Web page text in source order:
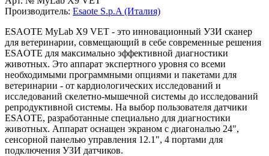
Производитель: Esaote S.p.A (Италия)
ESAOTE MyLab X9 VET - это инновационный УЗИ сканер
для ветеринарии, совмещающий в себе современные решения
ESAOTE для максимально эффективной диагностики
животных. Это аппарат экспертного уровня со всеми
необходимыми программными опциями и пакетами для
ветеринарии - от кардиологических исследований и
исследований скелетно-мышечной системы до исследований
репродуктивной системы. На выбор пользователя датчики
ESAOTE, разработанные специально для диагностики
животных. Аппарат оснащен экраном с диагональю 24",
сенсорной панелью управления 12.1", 4 портами для
подключения УЗИ датчиков.